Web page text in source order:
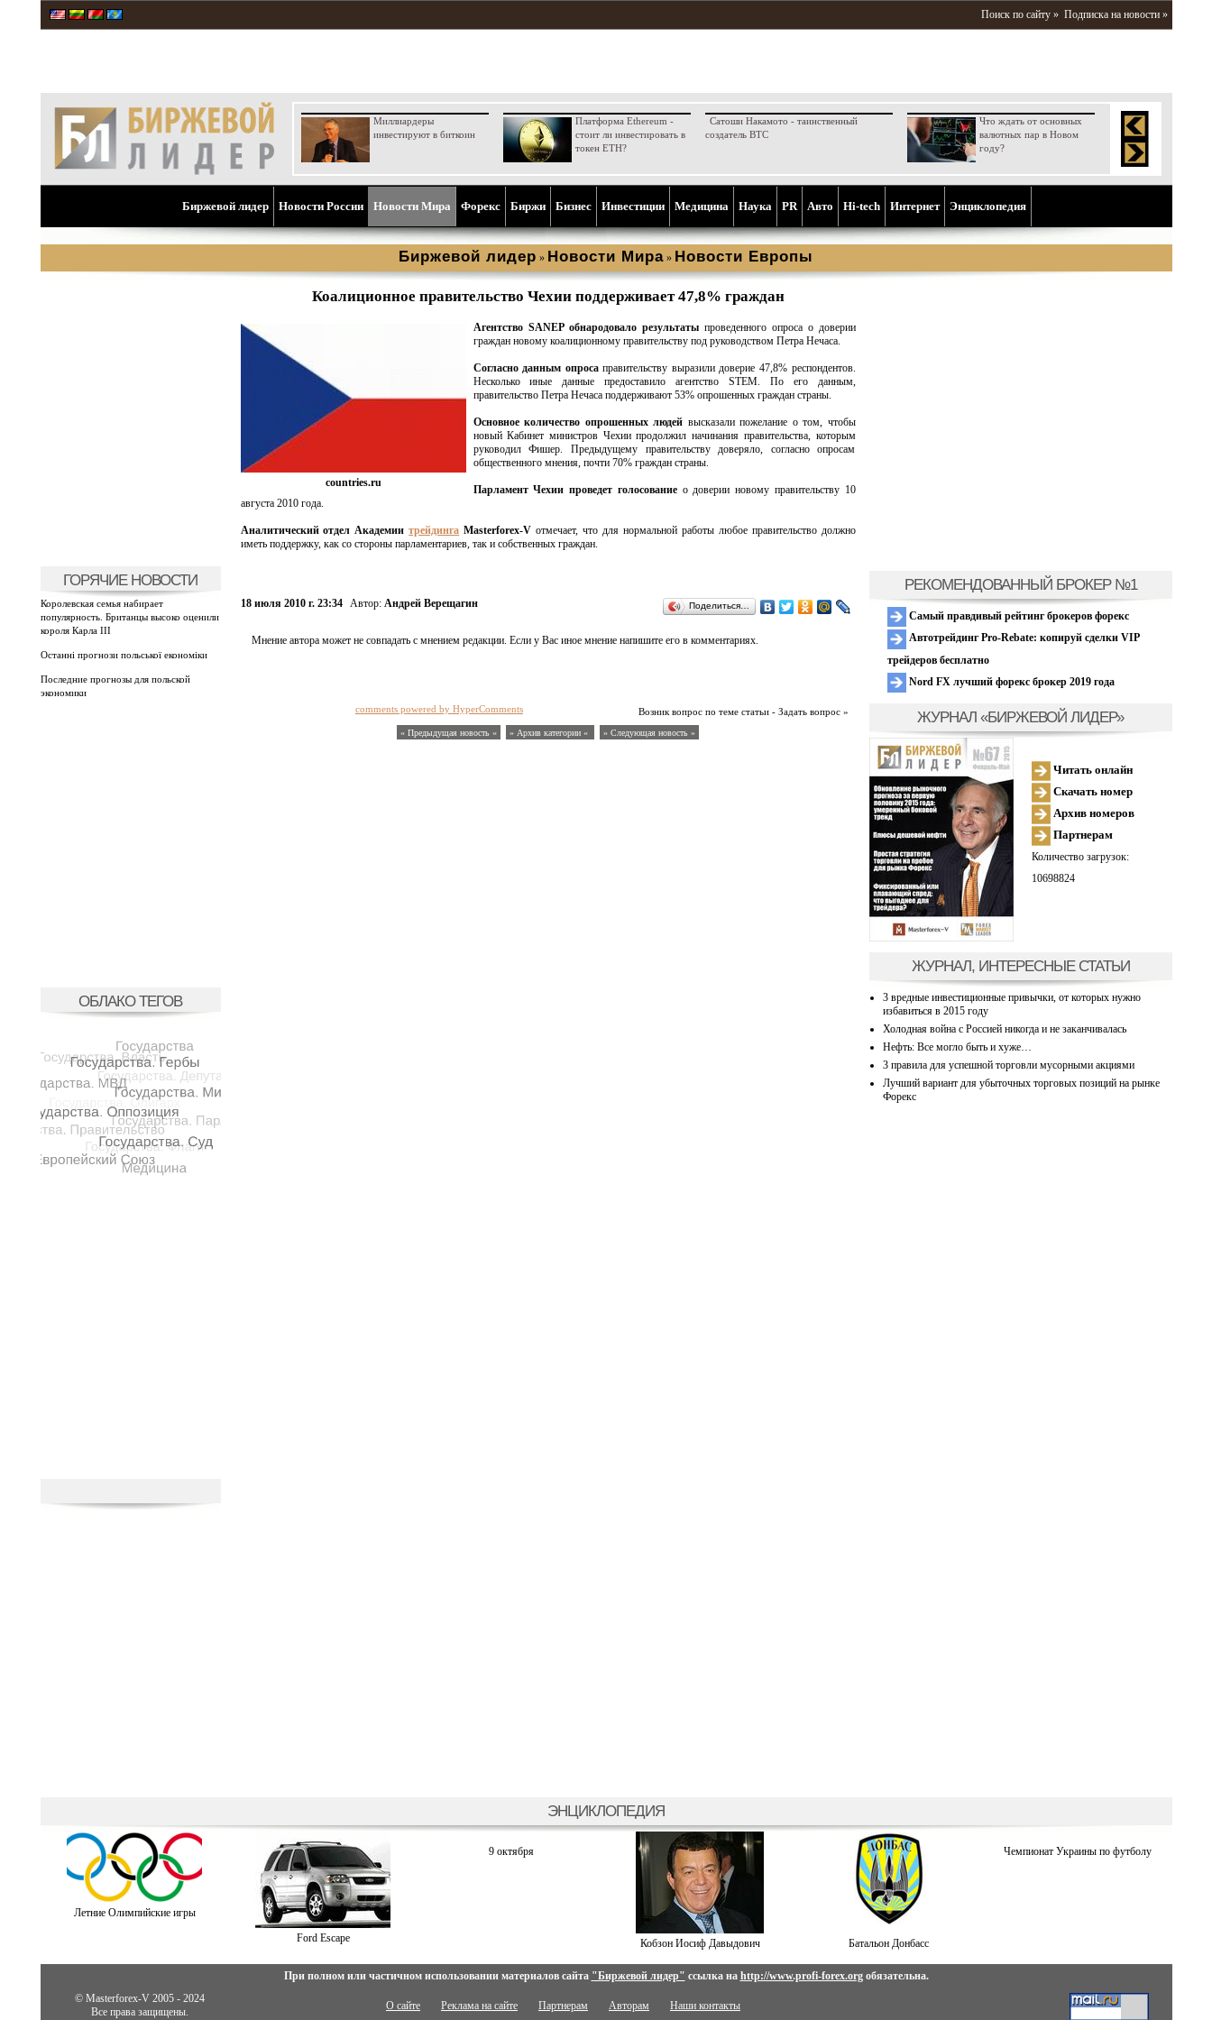
Поиск по сайту » Подписка на новости »
Миллиардеры
инвестируют в биткоин
Платформа Ethereum -
стоит ли инвестировать в
токен ETH?
Сатоши Накамото - таинственный
создатель BTC
Что ждать от основных
валютных пар в Новом
году?
Биржевой лидер Новости России Новости Мира Форекс Биржи Бизнес Инвестиции Медицина Наука PR Aвто Hi-tech Интернет Энциклопедия
Биржевой лидер » Новости Мира » Новости Европы
ГОРЯЧИЕ НОВОСТИ
Королевская семья набирает
популярность. Британцы высоко оценили
короля Карла III
Останні прогнози польської економіки
Последние прогнозы для польской
экономики
ОБЛАКО ТЕГОВ
Коалиционное правительство Чехии поддерживает 47,8% граждан
countries.ru
Агентство SANEP обнародовало результатыпроведенного опроса о доверии
граждан новому коалиционному правительству под руководством Петра Нечаса.
Согласно данным опросаправительству выразили доверие 47,8% респондентов.
Несколько иные данные предоставило агентство STEM. По его данным,
правительство Петра Нечаса поддерживают 53% опрошенных граждан страны.
Основное количество опрошенных людей высказали пожелание о том, чтобы
новый Кабинет министров Чехии продолжил начинания правительства, которым
руководил Фишер. Предыдущему правительству доверяло, согласно опросам
общественного мнения, почти 70% граждан страны.
Парламент Чехии проведет голосованиео доверии новому правительству 10
августа 2010 года.
Аналитический отдел Академиитрейдинга Masterforex-V отмечает, что для нормальной работы любое правительство должно
иметь поддержку, как со стороны парламентариев, так и собственных граждан.
18 июля 2010 г. 23:34 Автор: Андрей Верещагин Поделиться…
Мнение автора может не совпадать с мнением редакции. Если у Вас иное мнение напишите его в комментариях.
Возник вопрос по теме статьи - Задать вопрос »
comments powered by HyperComments
« Предыдущая новость « » Архив категории « » Следующая новость »
РЕКОМЕНДОВАННЫЙ БРОКЕР №1
Самый правдивый рейтинг брокеров форекс
Автотрейдинг Pro-Rebate: копируй сделки VIP
трейдеров бесплатно
Nord FX лучший форекс брокер 2019 года
ЖУРНАЛ «БИРЖЕВОЙ ЛИДЕР»
Читать онлайн
Скачать номер
Архив номеров
Партнерам
Количество загрузок:
10698824
ЖУРНАЛ, ИНТЕРЕСНЫЕ СТАТЬИ
3 вредные инвестиционные привычки, от которых нужно
избавиться в 2015 году
Холодная война с Россией никогда и не заканчивалась
Нефть: Все могло быть и хуже…
3 правила для успешной торговли мусорными акциями
Лучший вариант для убыточных торговых позиций на рынке
Форекс
ЭНЦИКЛОПЕДИЯ
Летние Олимпийские игры
Ford Escape
9 октября
Кобзон Иосиф Давыдович Батальон Донбасс
Чемпионат Украины по футболу
При полном или частичном использовании материалов сайта "Биржевой лидер" ссылка на http://www.profi-forex.orgобязательна.
© Masterforex-V 2005 - 2024
Все права защищены.
О сайте Реклама на сайте Партнерам Авторам Наши контакты